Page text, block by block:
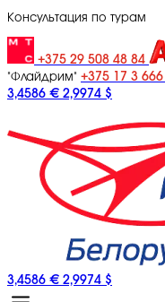
Консультация по турам
+375 29 508 48 84
"Флайдрим" +375 17 3
3,4586 € 2,9974 $
3,4586 € 2,9974 $